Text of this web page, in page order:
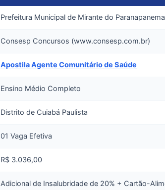
Prefeitura Municipal de Mirante do
Consesp Concursos (www.consesp.com.br)
Apostila Agente Comunitário de Saúde
Ensino Médio Completo
Distrito de Cuiabá Paulista
01 Vaga Efetiva
R$ 3.036,00
Adicional de Insalubridade de 20% + Cartão-